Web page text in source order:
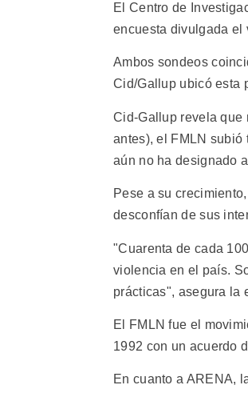
El Centro de
encuesta divulgada el
Ambos sondeos
Cid/Gallup ubicó esta
Cid-Gallup revela que
antes), el FMLN subió
aún no ha designado
Pese a su
desconfían de sus
"Cuarenta de cada
violencia en el país.
prácticas", asegura la
El FMLN fue el
1992 con un acuerdo
En cuanto a ARENA,